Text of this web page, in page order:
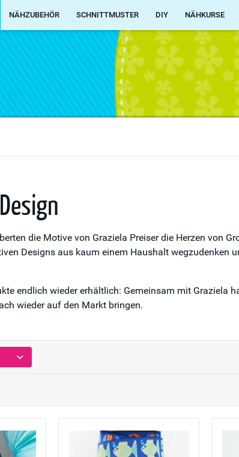
NÄHZUBEHÖR SCHNITTMUSTER DIY NÄHKURSE
die Motive von Graziela Preiser die Herzen von
Designs aus kaum einem Haushalt wegzudenken
endlich wieder erhältlich: Gemeinsam mit Graziela
wieder auf den Markt bringen.